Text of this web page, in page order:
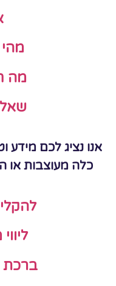
מה
אנו נציג לכם מידע
כלה מעוצבות או
ברכת